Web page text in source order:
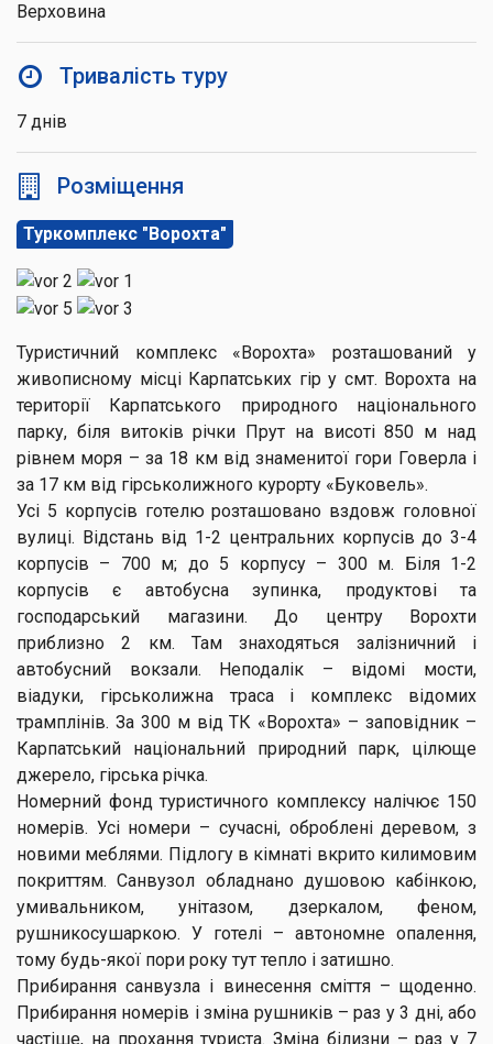
Верховина
Тривалість туру
7 днів
Розміщення
Туркомплекс "Ворохта"
Туристичний комплекс «Ворохта» розташований у
живописному місці Карпатських гір у смт. Ворохта на
території Карпатського природного національного
парку, біля витоків річки Прут на висоті 850 м над
рівнем моря – за 18 км від знаменитої гори Говерла і
за 17 км від гірськолижного курорту «Буковель».
Усі 5 корпусів готелю розташовано вздовж головної
вулиці. Відстань від 1-2 центральних корпусів до 3-4
корпусів – 700 м; до 5 корпусу – 300 м. Біля 1-2
корпусів є автобусна зупинка, продуктові та
господарський магазини. До центру Ворохти
приблизно 2 км. Там знаходяться залізничний і
автобусний вокзали. Неподалік – відомі мости,
віадуки, гірськолижна траса і комплекс відомих
трамплінів. За 300 м від ТК «Ворохта» – заповідник –
Карпатський національний природний парк, цілюще
джерело, гірська річка.
Номерний фонд туристичного комплексу налічює 150
номерів. Усі номери – сучасні, оброблені деревом, з
новими меблями. Підлогу в кімнаті вкрито килимовим
покриттям. Санвузол обладнано душовою кабінкою,
умивальником, унітазом, дзеркалом, феном,
рушникосушаркою. У готелі – автономне опалення,
тому будь-якої пори року тут тепло і затишно.
Прибирання санвузла і винесення сміття – щоденно.
Прибирання номерів і зміна рушників – раз у 3 дні, або
частіше, на прохання туриста. Зміна білизни – раз у 7